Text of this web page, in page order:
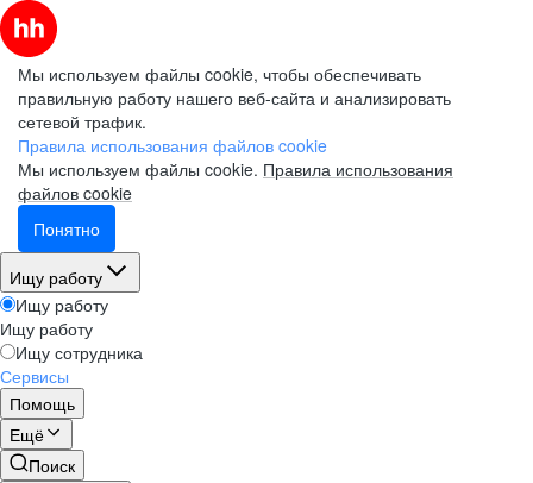
Мы используем файлы cookie, чтобы обеспечивать
правильную работу нашего веб-сайта и анализировать
сетевой трафик.
Правила использования файлов cookie
Мы используем файлы cookie. Правила использования
файлов cookie
Понятно
Ищу работу
Ищу работу
Ищу работу
Ищу сотрудника
Сервисы
Помощь
Ещё
Поиск